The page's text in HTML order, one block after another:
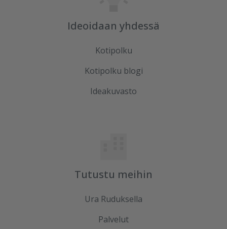
Ideoidaan yhdessä
Kotipolku
Kotipolku blogi
Ideakuvasto
Tutustu meihin
Ura Ruduksella
Palvelut